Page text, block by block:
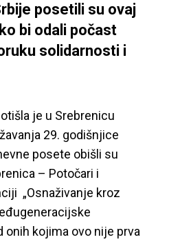
posetili su ovaj
bi odali počast
solidarnosti i
je u Srebrenicu
29. godišnjice
posete obišli su
– Potočari i
„Osnaživanje kroz
onih kojima ovo nije prva